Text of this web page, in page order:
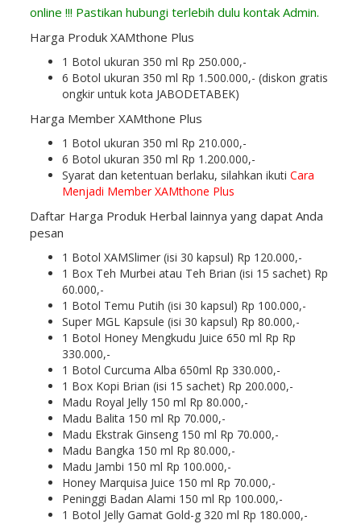
online !!! Pastikan hubungi terlebih dulu kontak Admin.
Harga Produk XAMthone Plus
1 Botol ukuran 350 ml Rp 250.000,-
6 Botol ukuran 350 ml Rp 1.500.000,- (diskon gratis
ongkir untuk kota JABODETABEK)
Harga Member XAMthone Plus
1 Botol ukuran 350 ml Rp 210.000,-
6 Botol ukuran 350 ml Rp 1.200.000,-
Syarat dan ketentuan berlaku, silahkan ikutiCara
Menjadi Member XAMthone Plus
Daftar Harga Produk Herbal lainnya yang dapat Anda
pesan
1 Botol XAMSlimer (isi 30 kapsul) Rp 120.000,-
1 Box Teh Murbei atau Teh Brian (isi 15 sachet) Rp
60.000,-
1 Botol Temu Putih (isi 30 kapsul) Rp 100.000,-
Super MGL Kapsule (isi 30 kapsul) Rp 80.000,-
1 Botol Honey Mengkudu Juice 650 ml Rp Rp
330.000,-
1 Botol Curcuma Alba 650ml Rp 330.000,-
1 Box Kopi Brian (isi 15 sachet) Rp 200.000,-
Madu Royal Jelly 150 ml Rp 80.000,-
Madu Balita 150 ml Rp 70.000,-
Madu Ekstrak Ginseng 150 ml Rp 70.000,-
Madu Bangka 150 ml Rp 80.000,-
Madu Jambi 150 ml Rp 100.000,-
Honey Marquisa Juice 150 ml Rp 70.000,-
Peninggi Badan Alami 150 ml Rp 100.000,-
1 Botol Jelly Gamat Gold-g 320 ml Rp 180.000,-